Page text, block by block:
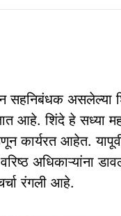
असलेल्या
आहे. शिंदे हे सध्या
कार्यरत आहेत.
अधिकाऱ्यांना
रंगली आहे.